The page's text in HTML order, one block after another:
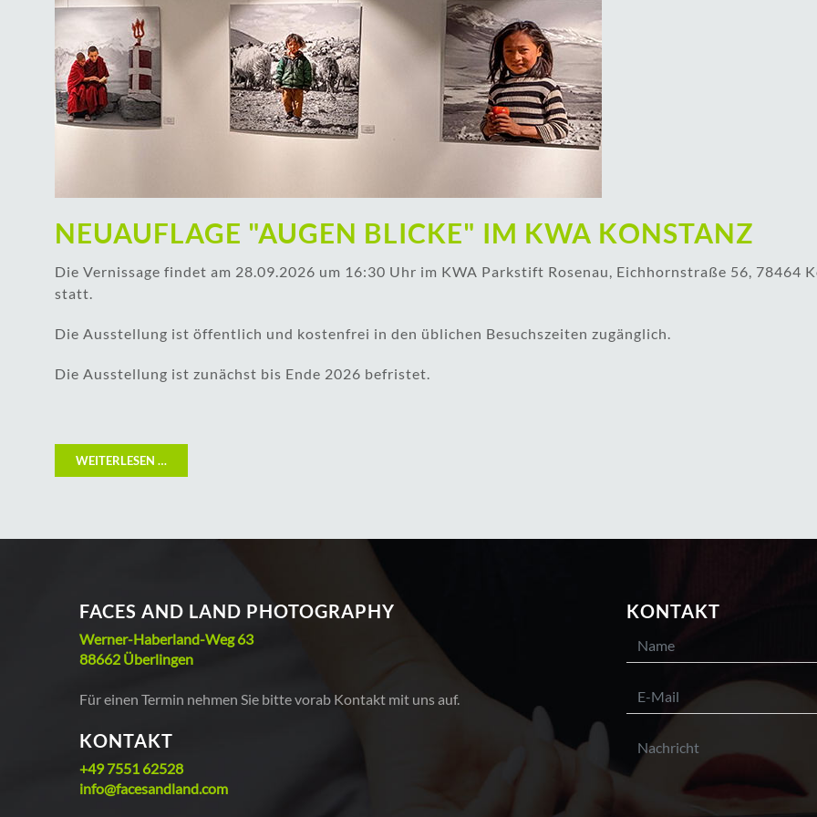
NEUAUFLAGE "AUGEN BLICKE" IM KWA KONSTANZ
Die Vernissage findet am 28.09.2026 um 16:30 Uhr im KWA Parkstift Rosenau, Eichhornstraße 56, 78464
statt.
Die Ausstellung ist öffentlich und kostenfrei in den üblichen Besuchszeiten zugänglich.
Die Ausstellung ist zunächst bis Ende 2026 befristet.
WEITERLESEN …
FACES AND LAND PHOTOGRAPHY
Werner-Haberland-Weg 63
88662 Überlingen
Für einen Termin nehmen Sie bitte vorab Kontakt mit uns auf.
KONTAKT
+49 7551 62528
info@facesandland.com
KONTAKT